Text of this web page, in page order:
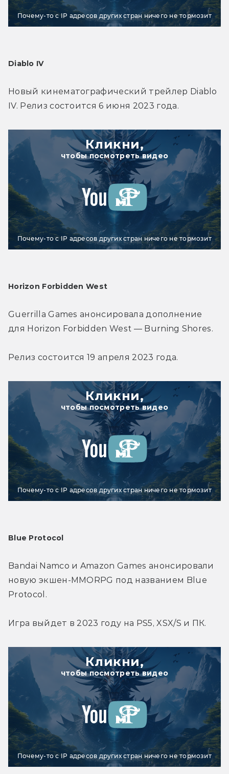
Почему-то с IP адресов других стран ничего не тормозит
Diablo IV
Новый кинематографический трейлер Diablo
IV. Релиз состоится 6 июня 2023 года.
Кликни,
чтобы посмотреть видео
Почему-то с IP адресов других стран ничего не тормозит
Horizon Forbidden West
Guerrilla Games анонсировала дополнение
для Horizon Forbidden West — Burning Shores.
Релиз состоится 19 апреля 2023 года.
Кликни,
чтобы посмотреть видео
Почему-то с IP адресов других стран ничего не тормозит
Blue Protocol
Bandai Namco и Amazon Games анонсировали
новую экшен-MMORPG под названием Blue
Protocol.
Игра выйдет в 2023 году на PS5, XSX/S и ПК.
Кликни,
чтобы посмотреть видео
Почему-то с IP адресов других стран ничего не тормозит